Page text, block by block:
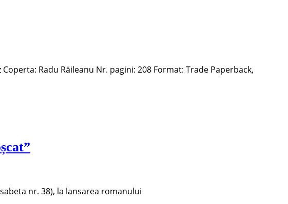
Radu Răileanu Nr. pagini: 208 Format: Trade Paperback,
nr. 38), la lansarea romanului